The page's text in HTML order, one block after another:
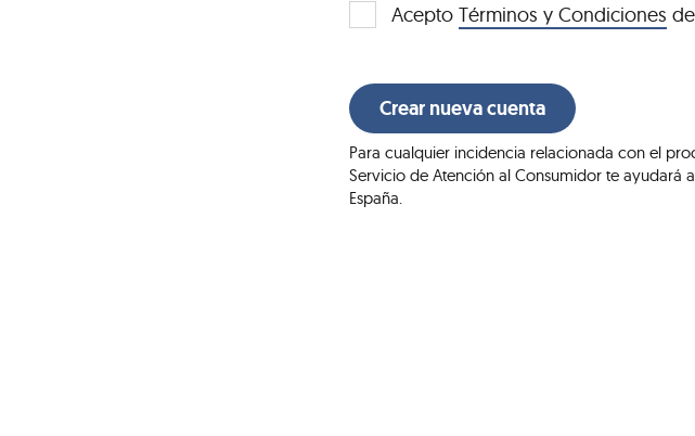
Acepto Términos y Condiciones
Para cualquier incidencia relacionada con el
Servicio de Atención al Consumidor te ayudará
España.